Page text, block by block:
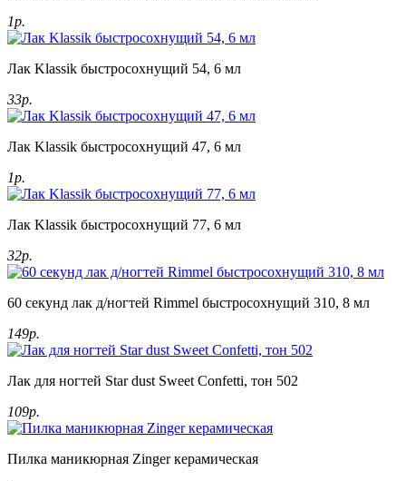
1р.
Лак Klassik быстросохнущий 54, 6 мл
33р.
Лак Klassik быстросохнущий 47, 6 мл
1р.
Лак Klassik быстросохнущий 77, 6 мл
32р.
60 секунд лак д/ногтей Rimmel быстросохнущий 310, 8 мл
149р.
Лак для ногтей Star dust Sweet Confetti, тон 502
109р.
Пилка маникюрная Zinger керамическая